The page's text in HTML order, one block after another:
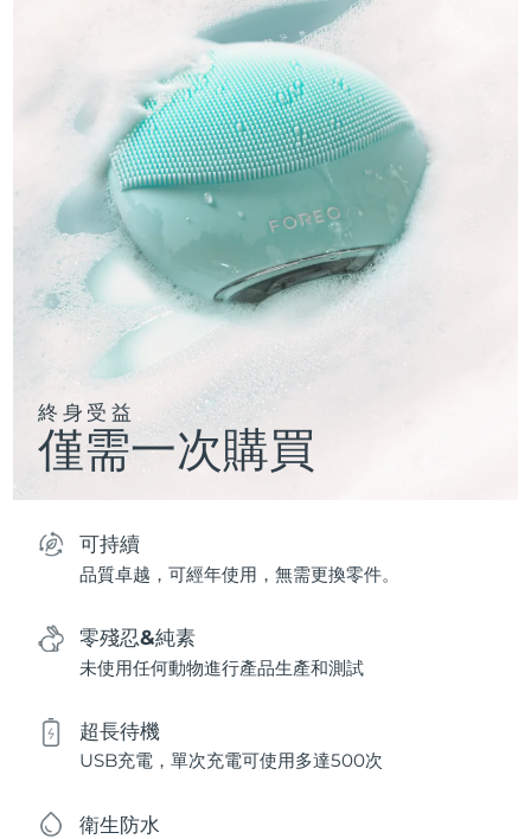
終身受益
僅需一次購買
可持續
品質卓越，可經年使用，無需更換零件。
零殘忍&純素
未使用任何動物進行產品生產和測試
超長待機
USB充電，單次充電可使用多達500次
衛生防水